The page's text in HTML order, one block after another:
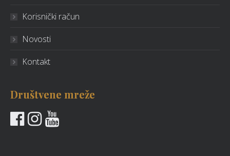
Korisnički račun
Novosti
Kontakt
Društvene mreže